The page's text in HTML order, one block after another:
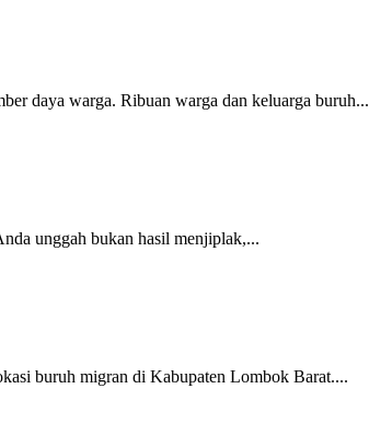
daya warga. Ribuan warga dan keluarga buruh...
unggah bukan hasil menjiplak,...
buruh migran di Kabupaten Lombok Barat....